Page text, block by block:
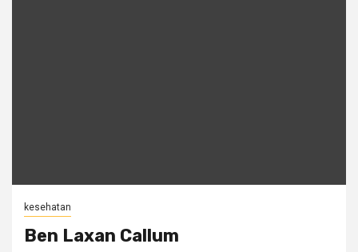
kesehatan
Ben Laxan Callum